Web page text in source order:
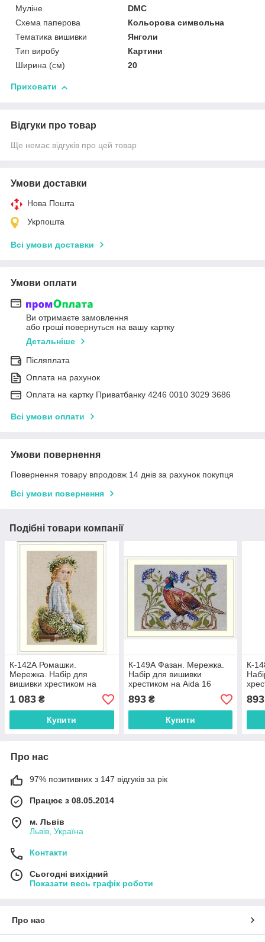
Муліне
DMC
Схема паперова
Кольорова символьна
Тематика вишивки
Янголи
Тип виробу
Картини
Ширина (см)
20
Приховати
Відгуки про товар
Ще немає відгуків про цей товар
Умови доставки
Нова Пошта
Укрпошта
Всі умови доставки
Умови оплати
Ви отримаєте замовлення
або гроші повернуться на вашу картку
Детальніше
Післяплата
Оплата на рахунок
Оплата на картку Приватбанку 4246 0010 3029 3686
Всі умови оплати
Умови повернення
Повернення товару впродовж 14 днів за рахунок покупця
Всі умови повернення
Подібні товари компанії
К-142А Ромашки.
Мережка. Набір для
вишивки хрестиком на
Aida 16
1 083 ₴
Купити
К-149А Фазан. Мережка.
Набір для вишивки
хрестиком на Aida 16
893₴
Купити
К-
893
Про нас
97% позитивних з 147 відгуків за рік
Працює з 08.05.2014
м. Львів
Львів, Україна
Контакти
Сьогодні вихідний
Показати весь графік роботи
Про нас